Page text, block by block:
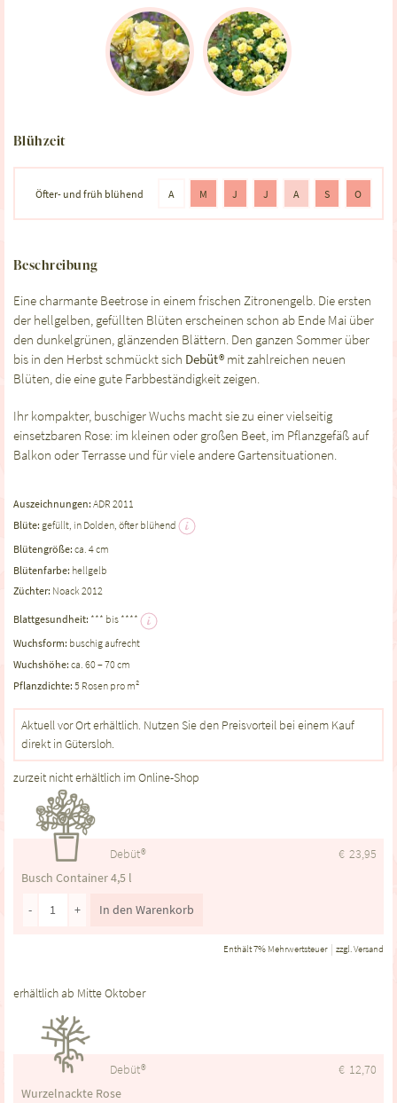
Blühzeit
Öfter- und früh blühend A M J J A S O
Beschreibung
Eine charmante Beetrose in einem frischen Zitronengelb. Die ersten
der hellgelben, gefüllten Blüten erscheinen schon ab Ende Mai über
den dunkelgrünen, glänzenden Blättern. Den ganzen Sommer über
bis in den Herbst schmückt sich Debüt® mit zahlreichen neuen
Blüten, die eine gute Farbbeständigkeit zeigen.
Ihr kompakter, buschiger Wuchs macht sie zu einer vielseitig
einsetzbaren Rose: im kleinen oder großen Beet, im Pflanzgefäß auf
Balkon oder Terrasse und für viele andere Gartensituationen.
Auszeichnungen: ADR 2011
Blüte: gefüllt, in Dolden, öfter blühend
Blütengröße: ca. 4 cm
Blütenfarbe: hellgelb
Züchter: Noack 2012
Blattgesundheit: *** bis ****
Wuchsform: buschig aufrecht
Wuchshöhe: ca. 60 – 70 cm
Pflanzdichte: 5 Rosen pro m²
Aktuell vor Ort erhältlich. Nutzen Sie den Preisvorteil bei einem Kauf
direkt in Gütersloh.
zurzeit nicht erhältlich im Online-Shop
Debüt® € 23,95
Busch Container 4,5 l
- + In den Warenkorb
Enthält 7% Mehrwertsteuer zzgl.Versand
erhältlich ab Mitte Oktober
Debüt® € 12,70
Wurzelnackte Rose